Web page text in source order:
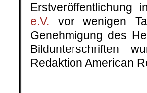
Erstveröffentlichung
e.V. vor wenigen
Genehmigung des
Bildunterschriften
Redaktion American